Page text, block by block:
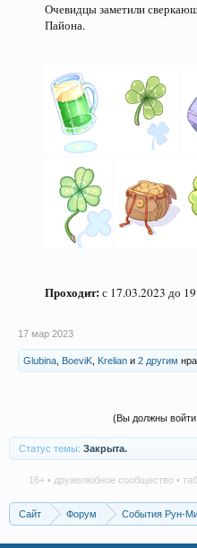
Очевидцы заметили
Пайона.
Проходит:с 17.03.2023 до
17 мар 2023
Glubina BoeviK Krelian и 2 другим
(Вы должны войти
Статус темы: Закрыта.
16+ • дружелюбное сообщество •
Сайт Форум События Рун-